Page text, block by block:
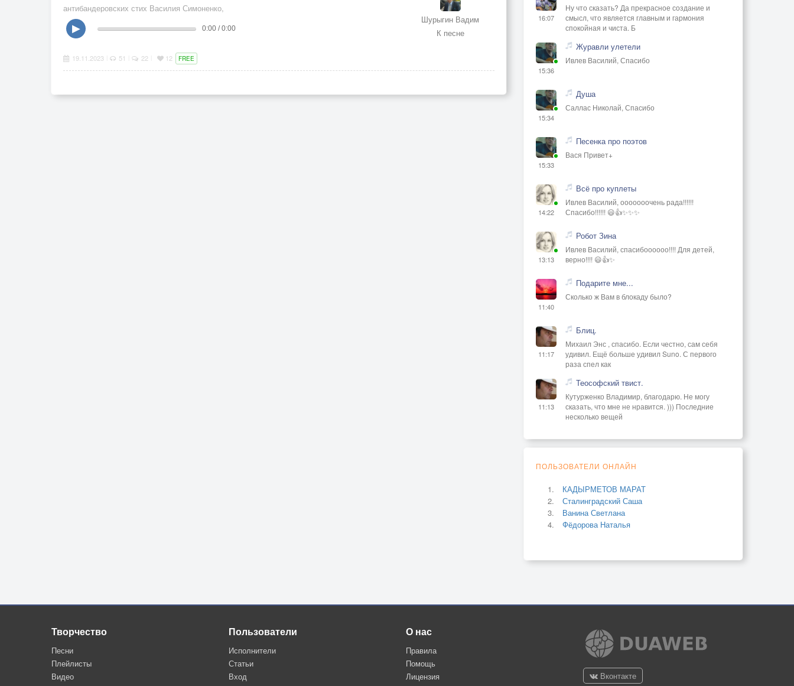
антибандеровских стих Василия Симоненко,
Шурыгин Вадим
К песне
▶ 0:00 / 0:00
19.11.2023 51 22 12 FREE
16:07
Ну что сказать? Да прекрасное создание и
смысл, что является главным и гармония
спокойная и чиста. Б
15:36
Журавли улетели
Ивлев Василий, Спасибо
15:34
Душа
Саллас Николай, Спасибо
15:33
Песенка про поэтов
Вася Привет+
14:22
Всё про куплеты
Ивлев Василий, ооооооочень рада!!!!!!
Спасибо!!!!!! 😃👍✨✨✨
13:13
Робот Зина
Ивлев Василий, спасибоооооо!!!! Для детей,
верно!!!! 😃👍✨
11:40
Подарите мне...
Сколько ж Вам в блокаду было?
11:17
Блиц.
Михаил Энс , спасибо. Если честно, сам себя
удивил. Ещё больше удивил Suno. С первого
раза спел как
11:13
Теософский твист.
Кутурженко Владимир, благодарю. Не могу
сказать, что мне не нравится. ))) Последние
несколько вещей
ПОЛЬЗОВАТЕЛИ ОНЛАЙН
КАДЫРМЕТОВ МАРАТ
Сталинградский Саша
Ванина Светлана
Фёдорова Наталья
Творчество
Песни
Плейлисты
Видео
Пользователи
Исполнители
Статьи
Вход
О нас
Правила
Помощь
Лицензия
Вконтакте